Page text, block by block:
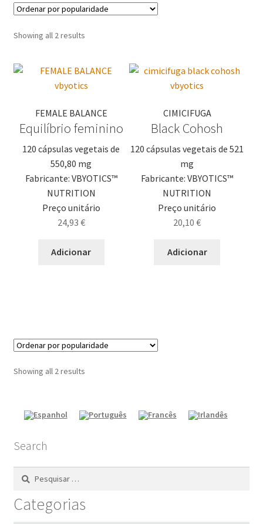
Showing all 2 results
FEMALE BALANCE
Equilíbrio feminino
120 cápsulas vegetais de
550,80 mg
Fabricante: VBYOTICS™
NUTRITION
Preço unitário
24,93 €
Adicionar
CIMICIFUGA
Black Cohosh
120 cápsulas vegetais de 521
mg
Fabricante: VBYOTICS™
NUTRITION
Preço unitário
20,10€
Adicionar
Showing all 2 results
Search
Pesquisar
Categorias